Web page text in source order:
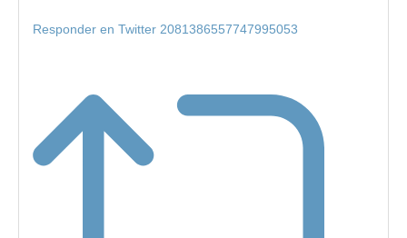
Responder en Twitter 2081386557747995053